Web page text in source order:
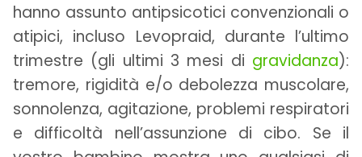
hanno assunto antipsicotici convenzionali o
atipici, incluso Levopraid, durante l’ultimo
trimestre (gli ultimi 3 mesi di gravidanza):
tremore, rigidità e/o debolezza muscolare,
sonnolenza, agitazione, problemi respiratori
e difficoltà nell’assunzione di cibo. Se il